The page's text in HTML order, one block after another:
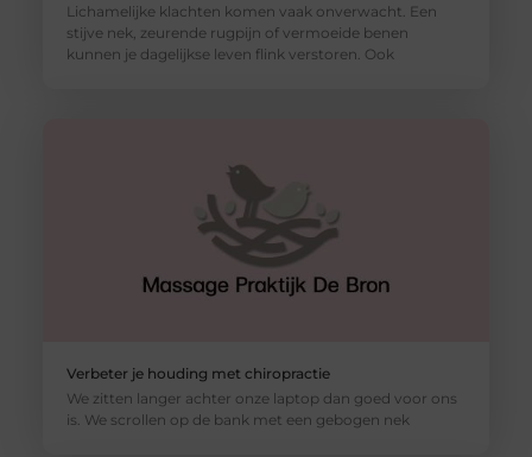
Lichamelijke klachten komen vaak onverwacht. Een
stijve nek, zeurende rugpijn of vermoeide benen
kunnen je dagelijkse leven flink verstoren. Ook
Verbeter je houding met chiropractie
We zitten langer achter onze laptop dan goed voor ons
is. We scrollen op de bank met een gebogen nek